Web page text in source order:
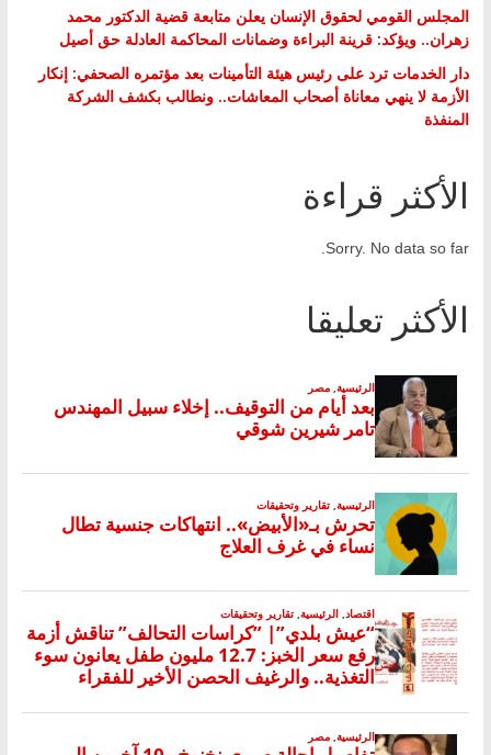
المجلس القومي لحقوق الإنسان يعلن متابعة قضية الدكتور محمد
زهران.. ويؤكد: قرينة البراءة وضمانات المحاكمة العادلة حق أصيل
دار الخدمات ترد على رئيس هيئة التأمينات بعد مؤتمره الصحفي: إنكار
الأزمة لا ينهي معاناة أصحاب المعاشات.. ونطالب بكشف الشركة
المنفذة
الأكثر قراءة
Sorry. No data so far.
الأكثر تعليقا